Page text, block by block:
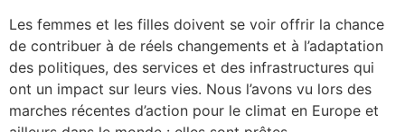
Les femmes et les filles doivent se voir offrir la chance
de contribuer à de réels changements et à l’adaptation
des politiques, des services et des infrastructures qui
ont un impact sur leurs vies. Nous l’avons vu lors des
marches récentes d’action pour le climat en Europe et